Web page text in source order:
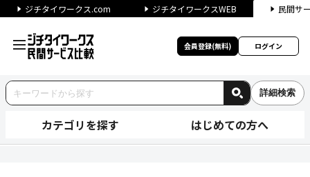
ジチタイワークス.com ジチタイワークスWEB 民間サ
会員登録(無料) ログイン
詳細検索
カテゴリを探す はじめての方へ